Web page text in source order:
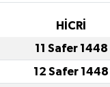
HİCRİ
11 Safer 1448
12 Safer 1448